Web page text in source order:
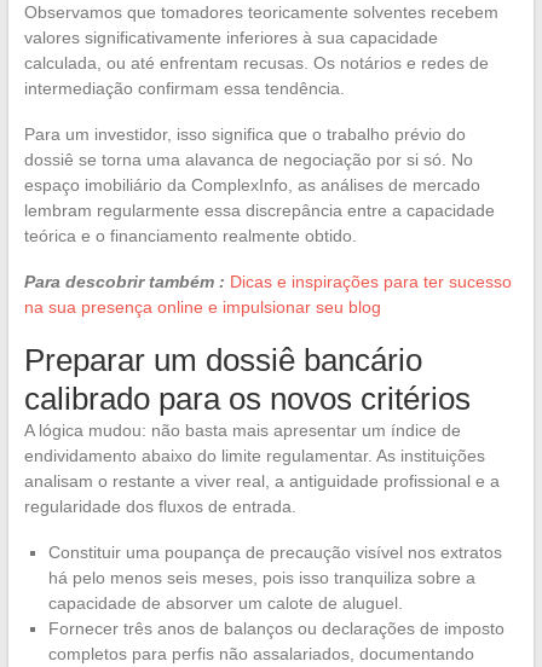
Observamos que tomadores teoricamente solventes recebem
valores significativamente inferiores à sua capacidade
calculada, ou até enfrentam recusas. Os notários e redes de
intermediação confirmam essa tendência.
Para um investidor, isso significa que o trabalho prévio do
dossiê se torna uma alavanca de negociação por si só. No
espaço imobiliário da ComplexInfo, as análises de mercado
lembram regularmente essa discrepância entre a capacidade
teórica e o financiamento realmente obtido.
Para descobrir também : Dicas e inspirações para ter sucesso
na sua presença online e impulsionar seu blog
Preparar um dossiê bancário
calibrado para os novos critérios
A lógica mudou: não basta mais apresentar um índice de
endividamento abaixo do limite regulamentar. As instituições
analisam o restante a viver real, a antiguidade profissional e a
regularidade dos fluxos de entrada.
Constituir uma poupança de precaução visível nos extratos
há pelo menos seis meses, pois isso tranquiliza sobre a
capacidade de absorver um calote de aluguel.
Fornecer três anos de balanços ou declarações de imposto
completos para perfis não assalariados, documentando